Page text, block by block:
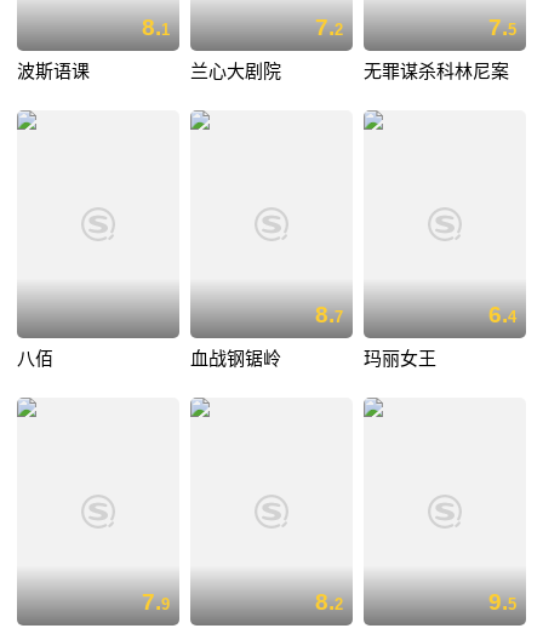
8.1
波斯语课
7.2
兰心大剧院
7.5
无罪谋杀科林尼案
八佰
8.7
血战钢锯岭
6.4
玛丽女王
7.9 8.2 9.5